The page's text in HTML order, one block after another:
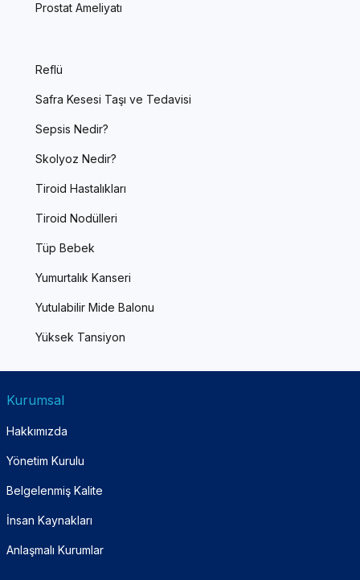
Prostat Ameliyatı
Reflü
Safra Kesesi Taşı ve Tedavisi
Sepsis Nedir?
Skolyoz Nedir?
Tiroid Hastalıkları
Tiroid Nodülleri
Tüp Bebek
Yumurtalık Kanseri
Yutulabilir Mide Balonu
Yüksek Tansiyon
Kurumsal
Hakkımızda
Yönetim Kurulu
Belgelenmiş Kalite
İnsan Kaynakları
Anlaşmalı Kurumlar